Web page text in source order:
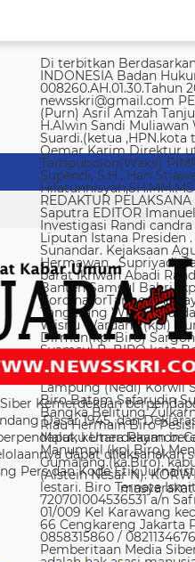
Di terbitkan Berdasarkan Undang-Undang PERS Nomor40 Tahun 1999 SUARA KEADILAN RAKYAT INDONESIA Badan Hukum PT. SUARA KEADILAN RAKYAT INDONESIA Nomor AHU-008260.AH.01.30.Tahun 2023. NOTARIS Zulfahmy Yanuar Adam, S.H, M.Kn EMAIL REDAKSI newsskri@gmail.com PENDIRI Safril Koto, Akmal Hadi, PENANGGUNG JAWAB Safril PEMBINA Mayjen (Purn) Asril Amzah Tanjung. Kapten. (Purn) Eko. S. Hadi. Amd Alstein Nesar Manumpil Amirudin ZA,S.AG H.Alwin Sandi Muliawan Widjaja RUDI DEWAN PENASEHAT. Syafril, SH Drs H. Syakrowi zen SH. MH . Suardi.(ketua ,HPN.kota tangerang) Suardi.skb DEWAN KEROHANIAN H. gojali. PIMPINAN UMUM H.M Qemar Karim Direktur utama Januardi. PIMPINAN PERUSAHAAN Maya Sundari. Helmina Tampubolon(Wakil) PIMPINAN REDAKSI Safril koto Sandi Muliawan widjaja (wkl). WAKIl PIMRED Ali Supendi, S.H., Hari Stiawan S.I .Kom., PANESEHAT Hukum Ali Supendi, S.H Imas Hilatunnisyah,SH.MM.MSi Rudi Afriansa ,SH. LITBANG Afriliana REDAKTUR EXSKUTIF H Muhamad cen REDAKTUR PELAKSANA Ali Supendi, S.H SEKRETARIS Arsifah A,Asmi. BENDAHARA Fina Safriana Ismail Saputra EDITOR Imanuel Adven Anunut STAFF REDAKSI Hendri Deliya febriani Sophia Trisnawati Investigasi Randi candra Ardi Anan, SH. DEWAN REDAKSI Safril Koto Ali Supendi, SH Akmal Hadi Liputan Istana Presiden . Dahlia Febriyani KOORDINATOR LIPUTA Nurul, A MPR, DPR RI Irin kemas Eri Sunandar. Kejaksaan Agung Akmal Hadi. Ombudsman Budi k. DKI jakarta Sophia Trisnawati (Ka.korwil) Hermawan . Supriyadi. Jakarta Selatan Ahmad Fauzan ( kpl Biro). Soli AbdulRahman Sirojudin Jakarta barat Ikhwan Abadi Randi Candra Jakarta timur Yayan s Refnaldi Jakarta pusat Ikhwan Abadi Korwil Banten Samsul Bahri (kpl kowil) Wirson risman Indra joni . Biro kab/kota madya Bogor Hari. Arsifah KordinatorTangerang raya Rizwan Aidil ( kpl. Perwakilan). Boy Alexander Ramadhan Biro kota Tangerang Wisnu Wardana(kpl). Irin Kamas Andriyano Anugrah Rinaldi KABUPATEN TANGERANG Wisnu Wardana (kpl) Nuriyaman David Natanael Manik Sufriadi Sinaga TANGERANG SELATAN Dirman(kpl Biro) Sargono Propinsi Banten Syamsu Bahri ( kpl korwil) Hendri Eeng. Kabupaten Lebak Syamsul B. BIRO kota Bogor Jon BIRO PANDEGLANG Yusron (Kabiro) BIRO KARAWANG Jun junaidi ( kpl Biro) Ugi . BIRO KUNINGAN Nurhadi BIRO INDRAMAYU Afifuddin Jawa Barat Herdy Sijabat (kapowil). BIRO
Kemerdekaan
Dasar 1945, dan
kemerdekaan
dapat dilaksanakan
Pers dan Kode Etik